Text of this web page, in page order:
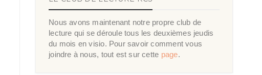
Nous avons maintenant notre propre club de
lecture qui se déroule tous les deuxièmes jeudis
du mois en visio. Pour savoir comment vous
joindre à nous, tout est sur cette page.